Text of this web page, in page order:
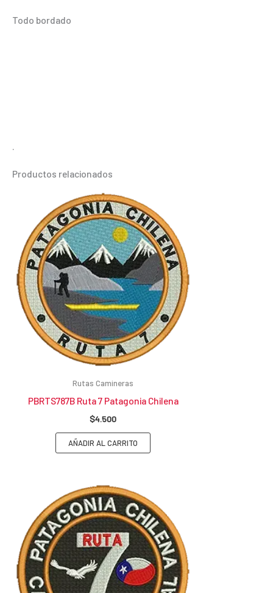
Todo bordado
.
Productos relacionados
Rutas Camineras
PBRTS787B Ruta 7 Patagonia Chilena
$4.500
AÑADIR AL CARRITO